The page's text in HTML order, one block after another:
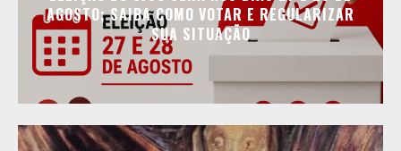
AGOSTO; SAIBA COMO VOTAR E REGULARIZAR
SUA SITUAÇÃO